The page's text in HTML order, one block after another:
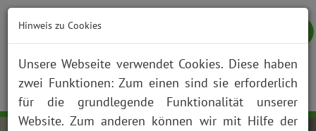
NOTFALL KONTAKT ANFAHRT JOBS SUCHE
Hinweis zu Cookies
Unsere Webseite verwendet Cookies. Diese haben
zwei Funktionen: Zum einen sind sie erforderlich
für die grundlegende Funktionalität unserer
Website. Zum anderen können wir mit Hilfe der